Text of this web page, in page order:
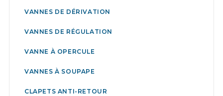
VANNES DE DÉRIVATION
VANNES DE RÉGULATION
VANNE À OPERCULE
VANNES À SOUPAPE
CLAPETS ANTI-RETOUR